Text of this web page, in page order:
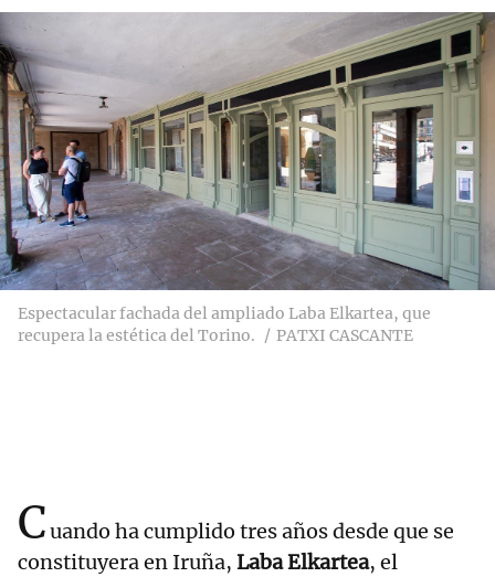
Espectacular fachada del ampliado Laba Elkartea, que
recupera la estética del Torino.
PATXI CASCANTE
Cuando ha cumplido tres años desde que se
constituyera en Iruña, Laba Elkartea, el